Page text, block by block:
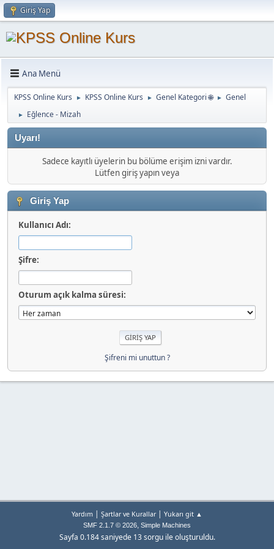
Giriş Yap
Ana Menü
KPSS Online Kurs ► KPSS Online Kurs ► Genel Kategori 🌐 ► Genel
► Eğlence - Mizah
Uyarı!
Sadece kayıtlı üyelerin bu bölüme erişim izni vardır.
Lütfen giriş yapın veya
Giriş Yap
Kullanıcı Adı:
Şifre:
Oturum açık kalma süresi:
Şifreni mi unuttun ?
Yardım | Şartlar ve Kurallar| Yukarı git ▲
SMF 2.1.7 © 2026, Simple Machines
Sayfa 0.184 saniyede 13 sorgu ile oluşturuldu.